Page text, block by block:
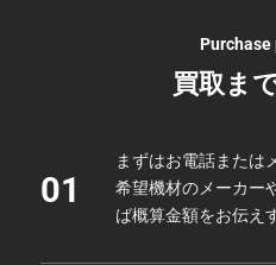
Purchase
買取ま
01
まずはお電話または
希望機材のメーカー
ば概算金額をお伝え